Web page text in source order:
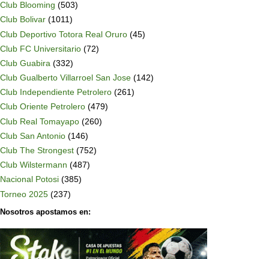
Club Blooming (503)
Club Bolivar (1011)
Club Deportivo Totora Real Oruro (45)
Club FC Universitario (72)
Club Guabira (332)
Club Gualberto Villarroel San Jose (142)
Club Independiente Petrolero (261)
Club Oriente Petrolero (479)
Club Real Tomayapo (260)
Club San Antonio (146)
Club The Strongest (752)
Club Wilstermann (487)
Nacional Potosi (385)
Torneo 2025 (237)
Nosotros apostamos en: